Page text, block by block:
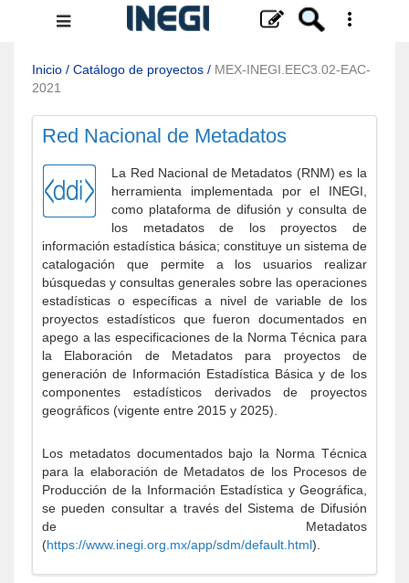
Menú
navegación
Inicio / Catálogo de proyectos / MEX-INEGI.EEC3.02-EAC-
2021
Red Nacional de Metadatos
La Red Nacional de Metadatos (RNM) es la
herramienta implementada por el INEGI,
como plataforma de difusión y consulta de
los metadatos de los proyectos de
información estadística básica; constituye un sistema de
catalogación que permite a los usuarios realizar
búsquedas y consultas generales sobre las operaciones
estadísticas o específicas a nivel de variable de los
proyectos estadísticos que fueron documentados en
apego a las especificaciones de la Norma Técnica para
la Elaboración de Metadatos para proyectos de
generación de Información Estadística Básica y de los
componentes estadísticos derivados de proyectos
geográficos (vigente entre 2015 y 2025).
Los metadatos documentados bajo la Norma Técnica
para la elaboración de Metadatos de los Procesos de
Producción de la Información Estadística y Geográfica,
se pueden consultar a través del Sistema de Difusión
de Metadatos
(https://www.inegi.org.mx/app/sdm/default.html).